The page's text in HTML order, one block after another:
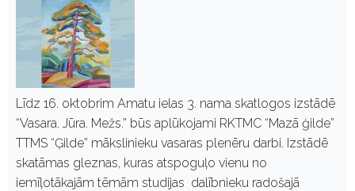
2
Līdz 16. oktobrim Amatu ielas 3. nama skatlogos izstādē
“Vasara. Jūra. Mežs.” būs aplūkojami RKTMC “Mazā ģilde”
TTMS “Ģilde” mākslinieku vasaras plenēru darbi. Izstādē
skatāmas gleznas, kuras atspoguļo vienu no
iemīļotākajām tēmām studijas dalībnieku radošajā